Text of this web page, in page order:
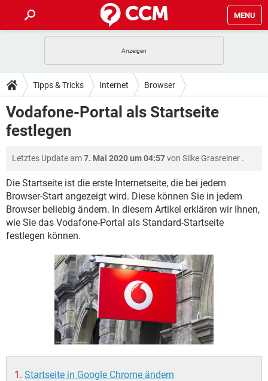
MENU
ANDROID IOS
WINDOWS 10 INSTAGRAM
WHATSAPP
TIPPS & TRICKS
SPIELE STREAMING
ANDROID IOS
WINDOWS 10
WHATSAPP TIKTOK
FACEBOOK HARDWARE
DOWNLOADS
SPIELE
WHATSAPP TIKTOK
FACEBOOK HARDWARE
FORUM
SPIELE STREAMING
ANDROID IOS
WINDOWS 10 INSTAGRAM
WHATSAPP TIKTOK
FACEBOOK
STREAMING
ANDROID IOS
WINDOWS 10
HARDWARE
Tipps & Tricks Internet Browser
Vodafone-Portal als Startseite
festlegen
Letztes Update am7. Mai 2020 um 04:57von Silke Grasreiner .
Die Startseite ist die erste Internetseite, die bei jedem
Browser-Start angezeigt wird. Diese können Sie in jedem
Browser beliebig ändern. In diesem Artikel erklären wir Ihnen,
wie Sie das Vodafone-Portal als Standard-Startseite
festlegen können.
Startseite in Google Chrome ändern